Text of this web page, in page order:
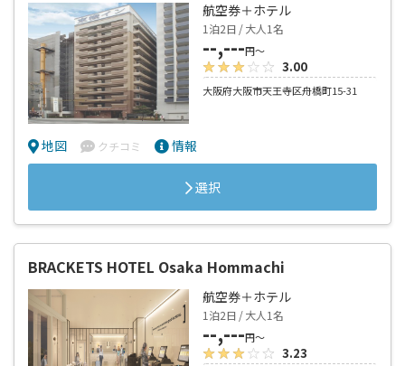
航空券＋ホテル
1泊2日 / 大人1名
--,---円～
3.00
大阪府大阪市天王寺区舟橋町15-31
地図 クチコミ 情報
選択
BRACKETS HOTEL Osaka Hommachi
航空券＋ホテル
1泊2日 / 大人1名
--,---円～
3.23